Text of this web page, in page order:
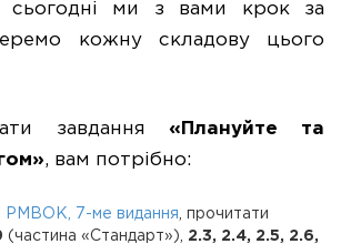
сьогодні ми з вами крок за
кожну складову цього
завдання «Плануйте та
, вам потрібно:
PMBOK, 7-ме видання , прочитати
(частина «Стандарт»), 2.3, 2.4, 2.5, 2.6,